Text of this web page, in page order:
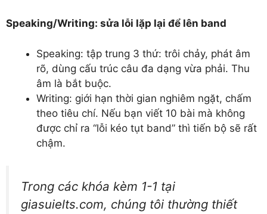
Speaking/Writing: sửa lỗi lặp lại để lên band
Speaking: tập trung 3 thứ: trôi chảy, phát âm
rõ, dùng cấu trúc câu đa dạng vừa phải. Thu
âm là bắt buộc.
Writing: giới hạn thời gian nghiêm ngặt, chấm
theo tiêu chí. Nếu bạn viết 10 bài mà không
được chỉ ra “lỗi kéo tụt band” thì tiến bộ sẽ rất
chậm.
Trong các khóa kèm 1-1 tại
giasuielts.com, chúng tôi thường thiết